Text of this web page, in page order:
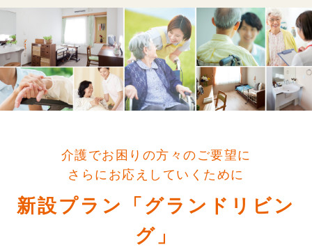
介護でお困りの方々のご要望に
さらにお応えしていくために
新設プラン「グランドリビン
グ」